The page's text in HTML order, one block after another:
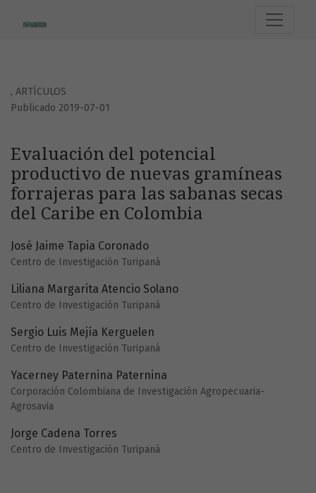
, ARTÍCULOS
Evaluación del potencial
productivo de nuevas gramíneas
forrajeras para las sabanas secas
del Caribe en Colombia
Publicado 2019-07-01
José Jaime Tapia Coronado
Centro de Investigación Turipaná
Liliana Margarita Atencio Solano
Centro de Investigación Turipaná
Sergio Luis Mejía Kerguelen
Centro de Investigación Turipaná
Yacerney Paternina Paternina
Corporación Colombiana de Investigación Agropecuaria-
Agrosavia
Jorge Cadena Torres
Centro de Investigación Turipaná